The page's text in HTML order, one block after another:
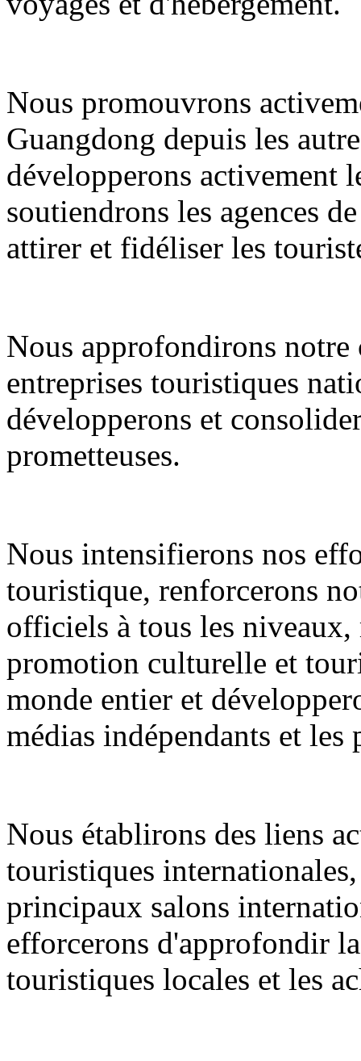
Nous promouvrons
Guangdong depuis les
développerons activement
soutiendrons les agences
attirer et fidéliser les
Nous approfondirons
entreprises touristiques
développerons et
prometteuses.
Nous intensifierons nos
touristique, renforcerons
officiels à tous les niveaux,
promotion culturelle et
monde entier et
médias indépendants et
Nous établirons des liens
touristiques
principaux salons
efforcerons d'approfondir
touristiques locales et les